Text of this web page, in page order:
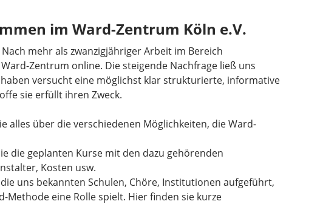
im Ward-Zentrum Köln e.V.
mehr als zwanzigjähriger Arbeit im Bereich
Zentrum online. Die steigende Nachfrage ließ uns
versucht eine möglichst klar strukturierte, informative
sie erfüllt ihren Zweck.
alles über die verschiedenen Möglichkeiten, die Ward-
die geplanten Kurse mit den dazu gehörenden
Kosten usw.
uns bekannten Schulen, Chöre, Institutionen aufgeführt,
Methode eine Rolle spielt. Hier finden sie kurze